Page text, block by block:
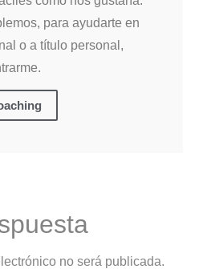
para ayudarte en
o a título personal,
no será publicada.